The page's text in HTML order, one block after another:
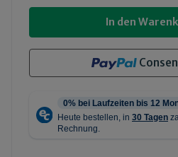
In den